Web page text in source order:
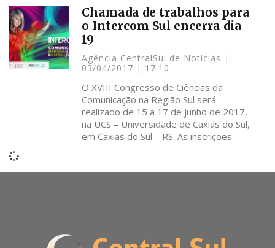
Chamada de trabalhos para
o Intercom Sul encerra dia
19
Agência CentralSul de Notícias
03/04/2017
17:10
O XVIII Congresso de Ciências da
Comunicação na Região Sul será
realizado de 15 a 17 de junho de 2017,
na UCS – Universidade de Caxias do Sul,
em Caxias do Sul – RS. As inscrições